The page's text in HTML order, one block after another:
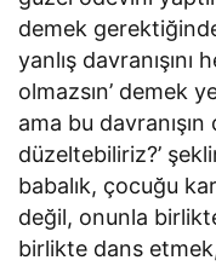
demek
yanlış davranışını
olmazsın’ demek
ama bu davranışın
düzeltebiliriz?’
babalık, çocuğu
değil, onunla
birlikte dans